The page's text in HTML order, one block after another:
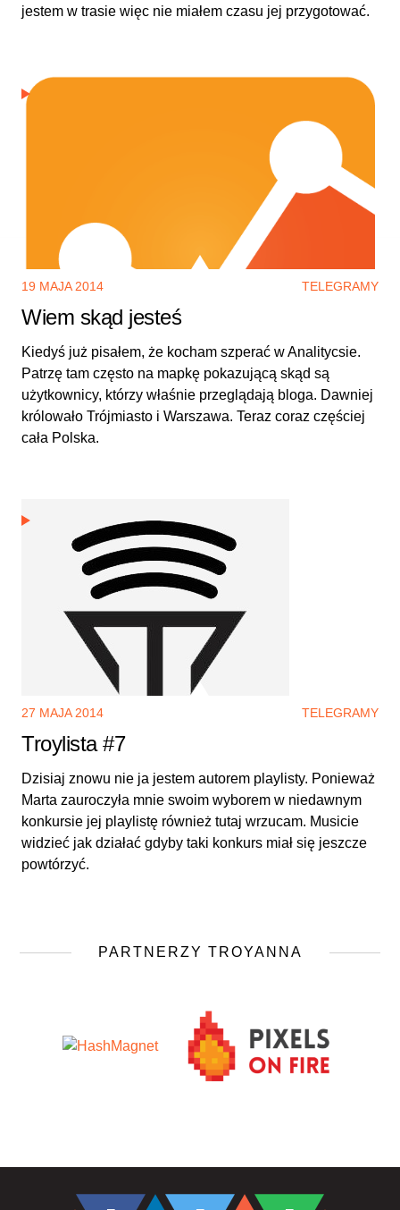
jestem w trasie więc nie miałem czasu jej przygotować.
19 MAJA 2014 TELEGRAMY
Wiem skąd jesteś
Kiedyś już pisałem, że kocham szperać w Analitycsie.
Patrzę tam często na mapkę pokazującą skąd są
użytkownicy, którzy właśnie przeglądają bloga. Dawniej
królowało Trójmiasto i Warszawa. Teraz coraz częściej
cała Polska.
27 MAJA 2014 TELEGRAMY
Troylista #7
Dzisiaj znowu nie ja jestem autorem playlisty. Ponieważ
Marta zauroczyła mnie swoim wyborem w niedawnym
konkursie jej playlistę również tutaj wrzucam. Musicie
widzieć jak działać gdyby taki konkurs miał się jeszcze
powtórzyć.
PARTNERZY TROYANNA